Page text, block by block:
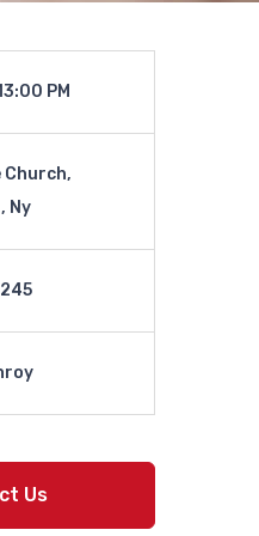
PM
Church,
Ny
Us